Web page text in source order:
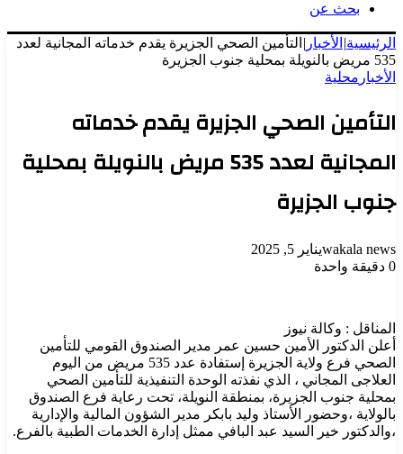
بحث عن
الرئيسية| الأخبار | التأمين الصحي الجزيرة يقدم خدماته المجانية لعدد
535 مريض بالنويلة بمحلية جنوب الجزيرة
الأخبار محلية
التأمين الصحي الجزيرة يقدم خدماته
المجانية لعدد 535 مريض بالنويلة بمحلية
جنوب الجزيرة
wakala newsيناير 5, 2025
0 دقيقة واحدة
المناقل : وكالة نيوز
أعلن الدكتور الأمين حسين عمر مدير الصندوق القومي للتأمين
الصحي فرع ولاية الجزيرة إستفادة عدد 535 مريض من اليوم
العلاجى المجاني ، الذي نفذته الوحدة التنفيذية للتأمين الصحي
بمحلية جنوب الجزيرة، بمنطقة النويلة، تحت رعاية فرع الصندوق
بالولاية ،وحضور الأستاذ وليد بابكر مدير الشؤون المالية والإدارية
،والدكتور خير السيد عبد البافي ممثل إدارة الخدمات الطبية بالفرع.